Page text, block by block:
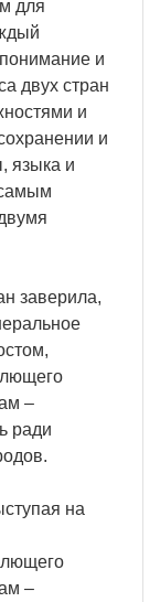
для
и
двух стран
и
и
языка и
заверила,
–
ради
на
–